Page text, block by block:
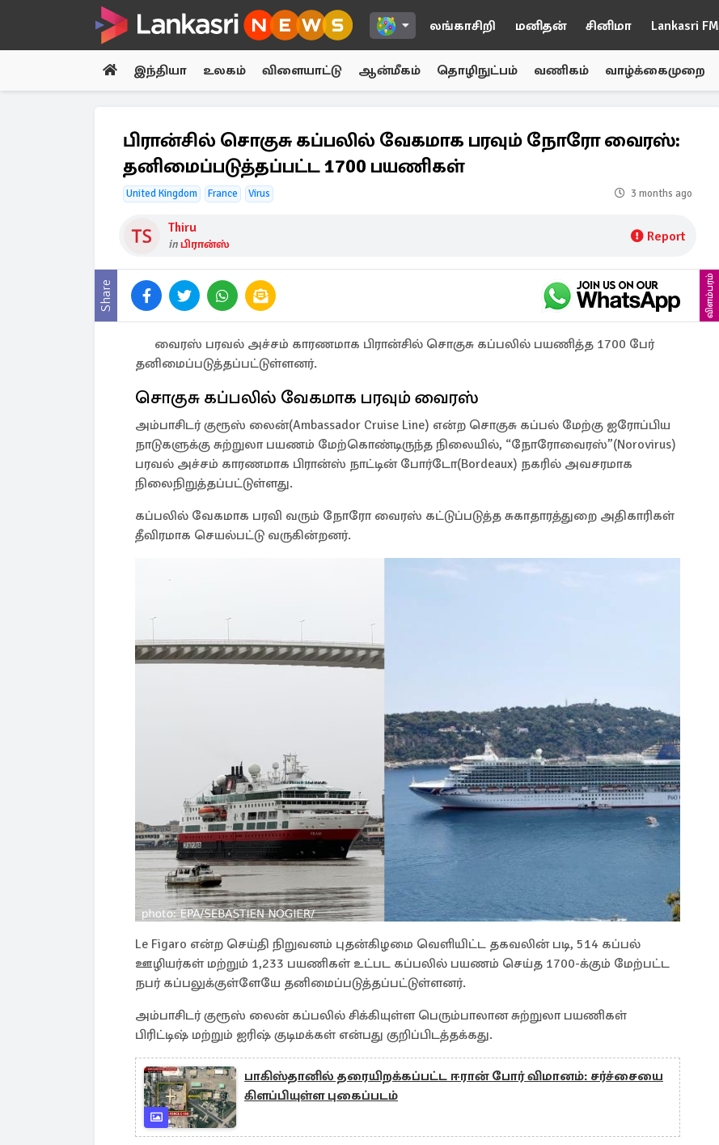
லங்காசிறி மனிதன் சினிமா Lankasri FM
இந்தியா உலகம் விளையாட்டு ஆன்மீகம் தொழிநுட்பம் வணிகம் வாழ்க்கைமுறை
பிரான்சில் சொகுசு கப்பலில் வேகமாக பரவும் நோரோ வைரஸ்:
தனிமைப்படுத்தப்பட்ட 1700 பயணிகள்
United Kingdom France Virus 3 months ago
Thiru
inபிரான்ஸ் Report
Share விளம்பரம்
வைரஸ் பரவல் அச்சம் காரணமாக பிரான்சில் சொகுசு கப்பலில் பயணித்த 1700 பேர்
தனிமைப்படுத்தப்பட்டுள்ளனர்.
சொகுசு கப்பலில் வேகமாக பரவும் வைரஸ்
அம்பாசிடர் குரூஸ் லைன்(Ambassador Cruise Line) என்ற சொகுசு கப்பல் மேற்கு ஐரோப்பிய
நாடுகளுக்கு சுற்றுலா பயணம் மேற்கொண்டிருந்த நிலையில், “நோரோவைரஸ்”(Norovirus)
பரவல் அச்சம் காரணமாக பிரான்ஸ் நாட்டின் போர்டோ(Bordeaux) நகரில் அவசரமாக
நிலைநிறுத்தப்பட்டுள்ளது.
கப்பலில் வேகமாக பரவி வரும் நோரோ வைரஸ் கட்டுப்படுத்த சுகாதாரத்துறை அதிகாரிகள்
தீவிரமாக செயல்பட்டு வருகின்றனர்.
Le Figaro என்ற செய்தி நிறுவனம் புதன்கிழமை வெளியிட்ட தகவலின் படி, 514 கப்பல்
ஊழியர்கள் மற்றும் 1,233 பயணிகள் உட்பட கப்பலில் பயணம் செய்த 1700-க்கும் மேற்பட்ட
நபர் கப்பலுக்குள்ளேயே தனிமைப்படுத்தப்பட்டுள்ளனர்.
அம்பாசிடர் குரூஸ் லைன் கப்பலில் சிக்கியுள்ள பெரும்பாலான சுற்றுலா பயணிகள்
பிரிட்டிஷ் மற்றும் ஐரிஷ் குடிமக்கள் என்பது குறிப்பிடத்தக்கது.
பாகிஸ்தானில் தரையிறக்கப்பட்ட ஈரான் போர் விமானம்: சர்ச்சையை
கிளப்பியுள்ள புகைப்படம்